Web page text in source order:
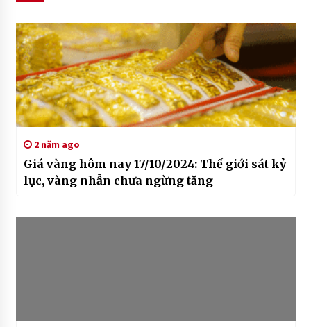
2 năm ago
Giá vàng hôm nay 17/10/2024: Thế giới sát kỷ
lục, vàng nhẫn chưa ngừng tăng